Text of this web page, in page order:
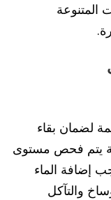
المتنوعة
لضمان بقاء
يتم فحص مستوى
إضافة الماء
والتآكل